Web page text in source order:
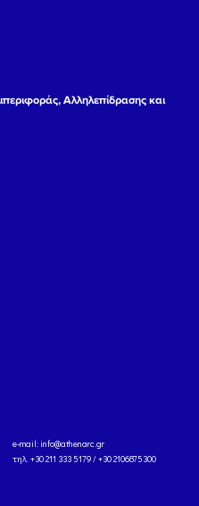
Αλληλεπίδρασης και
e-mail: info@athenarc.gr
τηλ. +30 211 333 5179 / +30 2106875300